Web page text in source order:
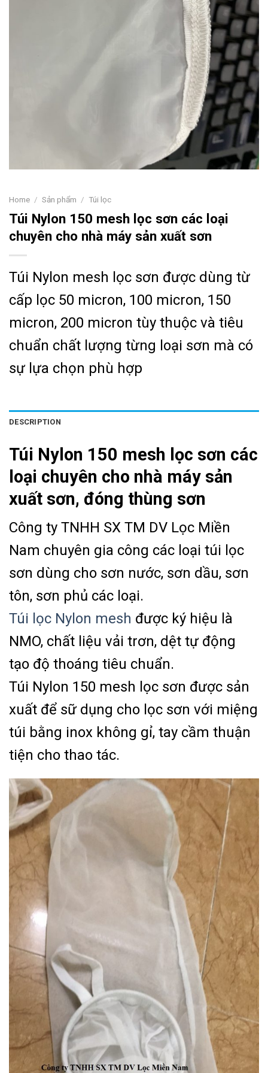
Home / Sản phẩm / Túi lọc
Túi Nylon 150 mesh lọc sơn các loại
chuyên cho nhà máy sản xuất sơn
Túi Nylon mesh lọc sơn được dùng từ
cấp lọc 50 micron, 100 micron, 150
micron, 200 micron tùy thuộc và tiêu
chuẩn chất lượng từng loại sơn mà có
sự lựa chọn phù hợp
DESCRIPTION
Túi Nylon 150 mesh lọc sơn các
loại chuyên cho nhà máy sản
xuất sơn, đóng thùng sơn
Công ty TNHH SX TM DV Lọc Miền
Nam chuyên gia công các loại túi lọc
sơn dùng cho sơn nước, sơn dầu, sơn
tôn, sơn phủ các loại.
Túi lọc Nylon mesh được ký hiệu là
NMO, chất liệu vải trơn, dệt tự động
tạo độ thoáng tiêu chuẩn.
Túi Nylon 150 mesh lọc sơn được sản
xuất để sữ dụng cho lọc sơn với miệng
túi bằng inox không gỉ, tay cầm thuận
tiện cho thao tác.